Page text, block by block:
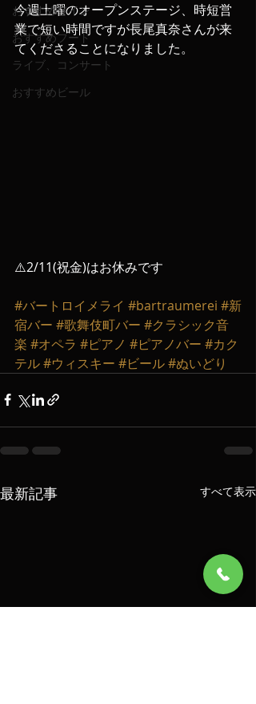
おすすめワイン
おすすめフード
ライブ、コンサート
おすすめビール
今週土曜のオープンステージ、時短営
業で短い時間ですが長尾真奈さんが来
てくださることになりました。
⚠️2/11(祝金)はお休みです
#バートロイメライ #bartraumerei #新
宿バー #歌舞伎町バー #クラシック音
楽 #オペラ #ピアノ #ピアノバー #カク
テル#ウィスキー #ビール#ぬいどり
最新記事 すべて表示